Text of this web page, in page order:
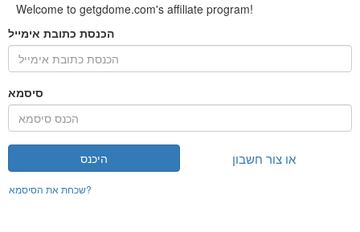
Welcome to getgdome.com's affiliate program!
הכנסת כתובת אימייל
סיסמא
היכנס או צור חשבון
שכחת את הסיסמא?